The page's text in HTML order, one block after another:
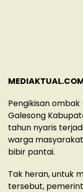
Pengikisan
Galesong
tahun nyaris
warga
bibir pantai.
Tak heran, untuk
tersebut,